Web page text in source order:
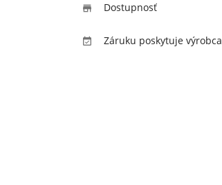
 Dostupnosť
 Záruku poskytuje výrobca